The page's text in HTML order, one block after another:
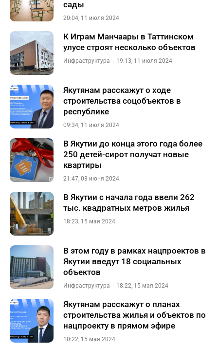
сады
20:04, 11 июля 2024
К Играм Манчаары в Таттинском
улусе строят несколько объектов
Инфраструктура 19:13, 11 июля 2024
Якутянам расскажут о ходе
строительства соцобъектов в
республике
09:34, 11 июля 2024
В Якутии до конца этого года более
250 детей-сирот получат новые
квартиры
21:47, 03 июня 2024
В Якутии с начала года ввели 262
тыс. квадратных метров жилья
18:23, 15 мая 2024
В этом году в рамках нацпроектов в
Якутии введут 18 социальных
объектов
Инфраструктура 18:22, 15 мая 2024
Якутянам расскажут о планах
строительства жилья и объектов по
нацпроекту в прямом эфире
10:22, 15 мая 2024